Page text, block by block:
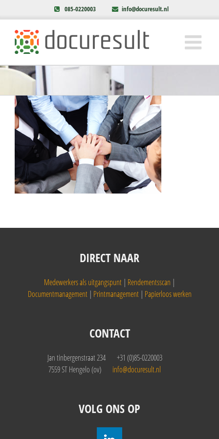
085-0220003 info@docuresult.nl
DIRECT NAAR
Medewerkers als uitgangspunt | Rendementsscan |
Documentmanagement| Printmanagement| Papierloos werken
CONTACT
Jan tinbergenstraat 234
+31 (0)85-0220003
7559 ST Hengelo (ov)
info@docuresult.nl
VOLG ONS OP